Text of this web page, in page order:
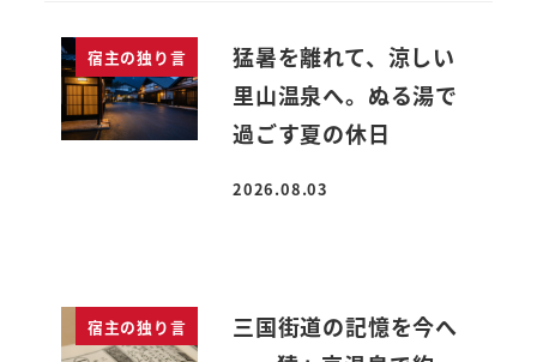
宿主の独り言
猛暑を離れて、涼しい
里山温泉へ。ぬる湯で
過ごす夏の休日
投稿日
2026.08.03
宿主の独り言
三国街道の記憶を今へ